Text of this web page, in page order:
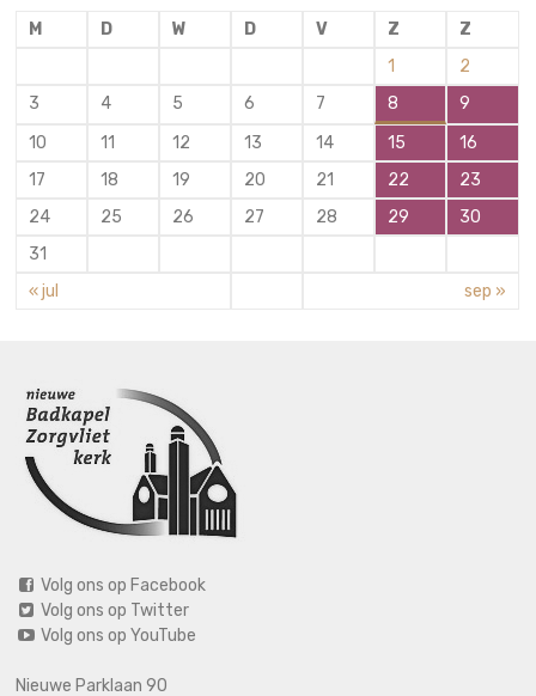
M
D W D V Z
Z
1
2
3
4 5 6 7 8
9
10
11 12 13 14 15
16
17
18 19 20 21 22
23
24
25 26 27 28 29
30
31
« jul
sep »
Volg ons op Facebook
Volg ons op Twitter
Volg ons op YouTube
Nieuwe Parklaan 90